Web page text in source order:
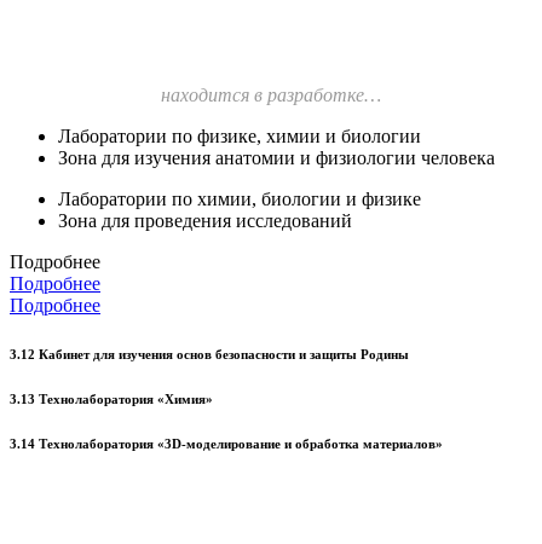
находится в разработке…
Лаборатории по физике, химии и биологии
Зона для изучения анатомии и физиологии человека
Лаборатории по химии, биологии и физике
Зона для проведения исследований
Подробнее
Подробнее
Подробнее
3.12 Кабинет для изучения основ безопасности и защиты Родины
3.13 Технолаборатория «Химия»
3.14 Технолаборатория «3D-моделирование и обработка материалов»